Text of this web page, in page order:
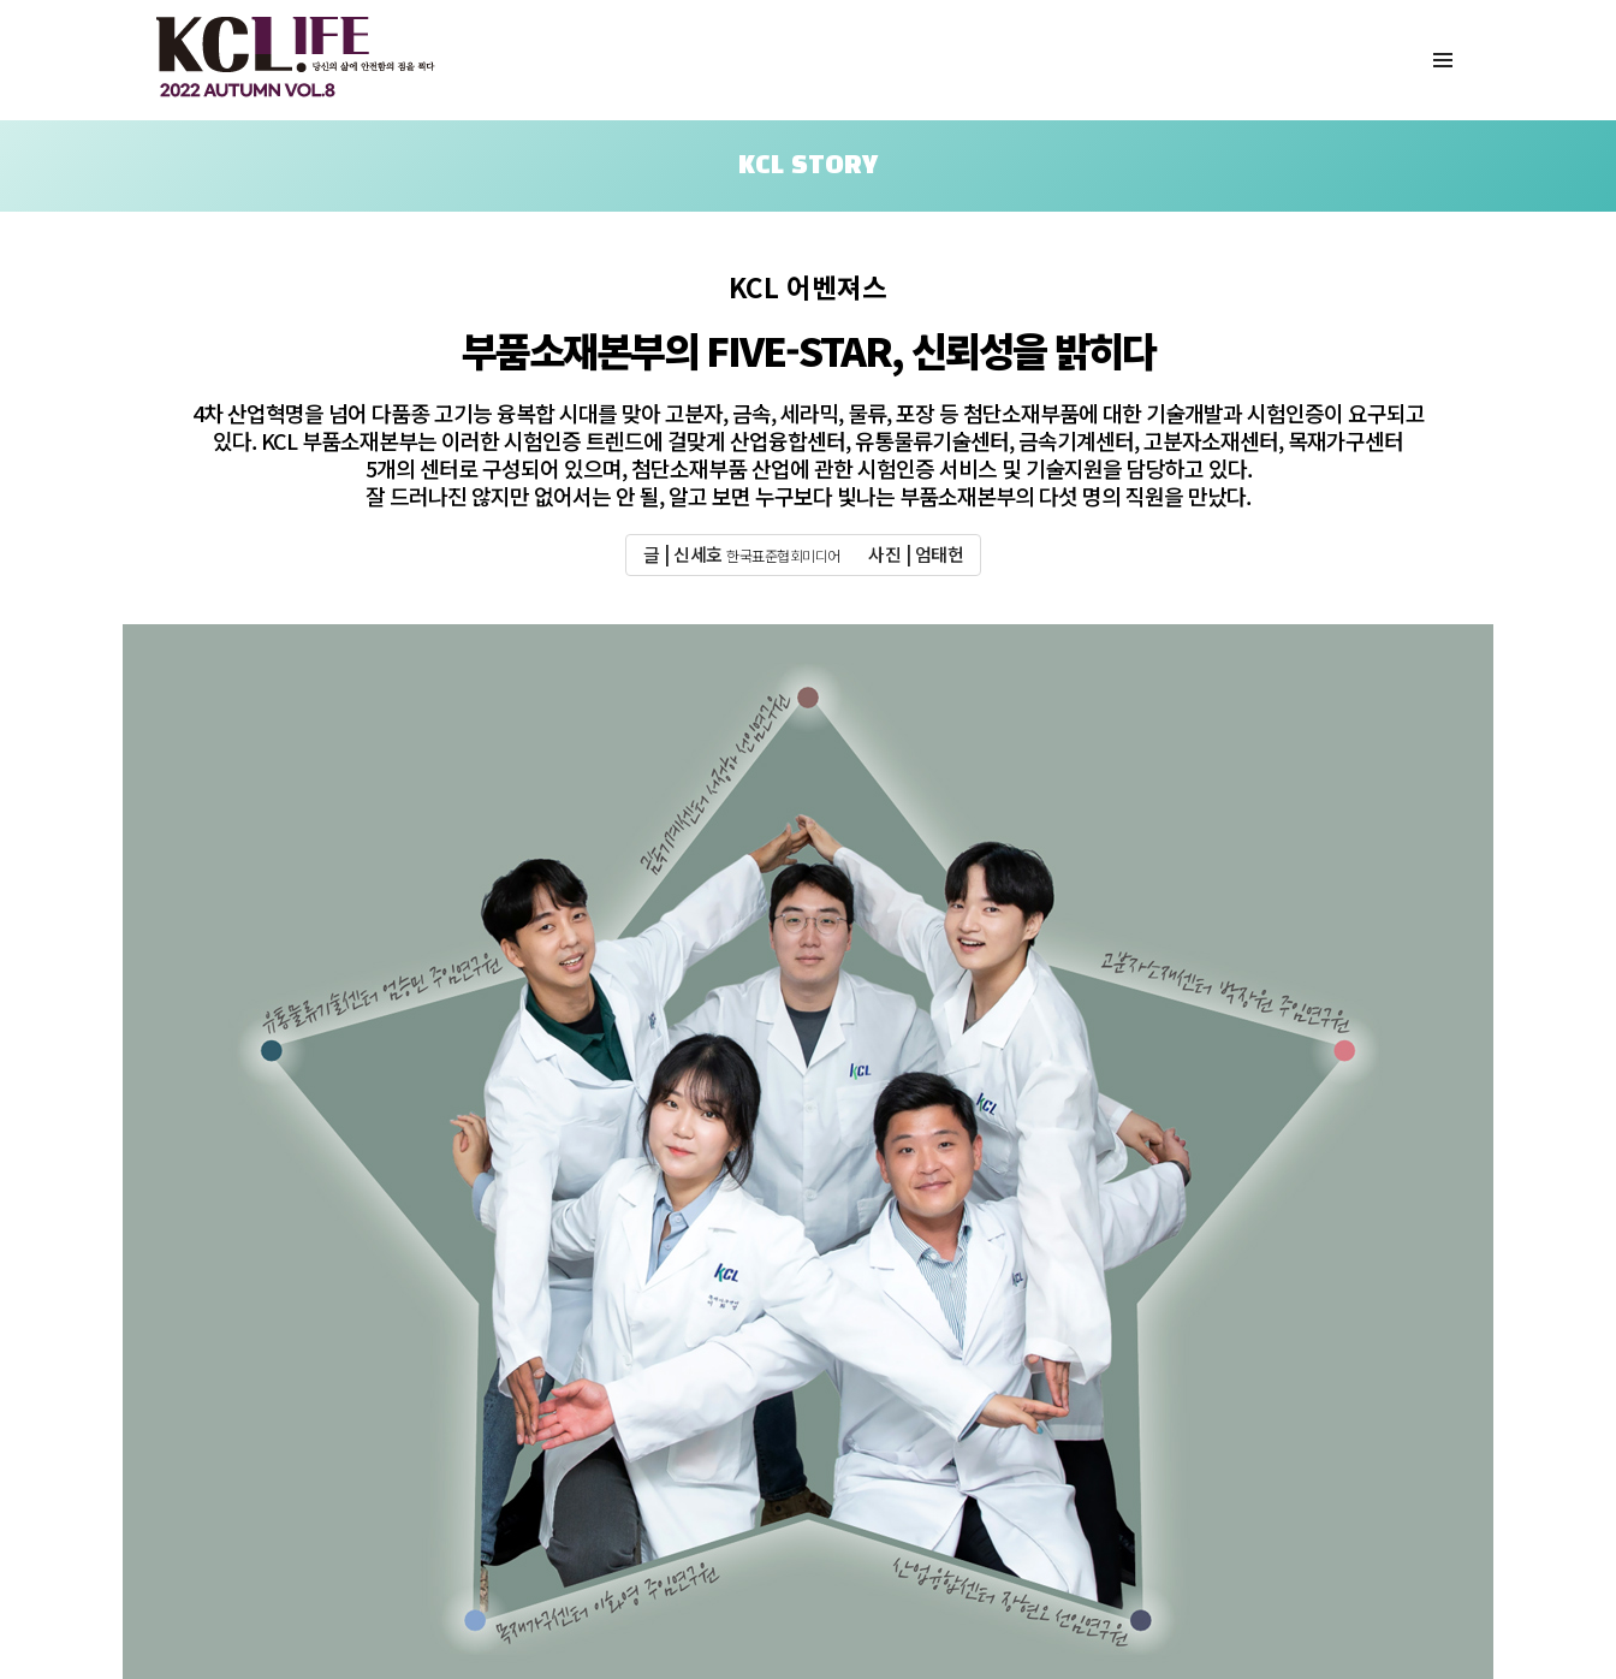
KCL STORY
KCL 어벤져스
부품소재본부의 FIVE-STAR, 신뢰성을 밝히다
4차 산업혁명을 넘어 다품종 고기능 융복합 시대를 맞아 고분자, 금속, 세라믹, 물류, 포장 등 첨단소재부품에 대한 기술개발과 시험인증이 요구되고
있다. KCL 부품소재본부는 이러한 시험인증 트렌드에 걸맞게 산업융합센터, 유통물류기술센터, 금속기계센터, 고분자소재센터, 목재가구센터
5개의 센터로 구성되어 있으며, 첨단소재부품 산업에 관한 시험인증 서비스 및 기술지원을 담당하고 있다.
잘 드러나진 않지만 없어서는 안 될, 알고 보면 누구보다 빛나는 부품소재본부의 다섯 명의 직원을 만났다.
글 | 신세호 한국표준협회미디어 사진 | 엄태헌